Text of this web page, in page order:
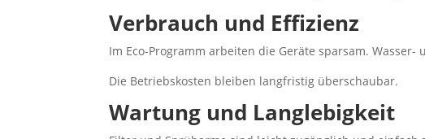
Verbrauch und Effizienz
Im Eco-Programm arbeiten die Geräte sparsam.
Die Betriebskosten bleiben langfristig überschaubar.
Wartung und Langlebigkeit